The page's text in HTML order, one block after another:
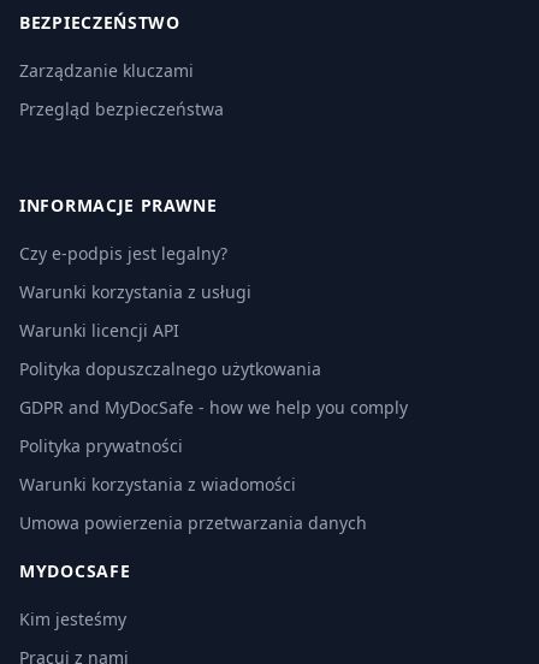
BEZPIECZEŃSTWO
Zarządzanie kluczami
Przegląd bezpieczeństwa
INFORMACJE PRAWNE
Czy e-podpis jest legalny?
Warunki korzystania z usługi
Warunki licencji API
Polityka dopuszczalnego użytkowania
GDPR and MyDocSafe - how we help you comply
Polityka prywatności
Warunki korzystania z wiadomości
Umowa powierzenia przetwarzania danych
MYDOCSAFE
Kim jesteśmy
Pracuj z nami